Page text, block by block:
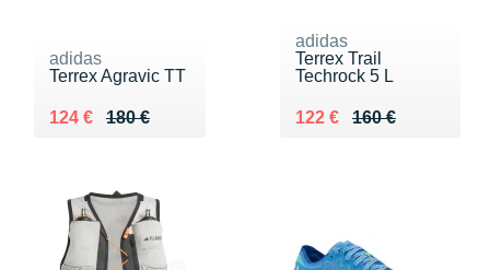
adidas
Terrex Agravic TT
180 €
Au lieu de 180 €
124 €
Vendu 124 €
adidas
Terrex Trail
Techrock 5 L
160 €
Au lieu de 160 €
122 €
Vendu 122 €